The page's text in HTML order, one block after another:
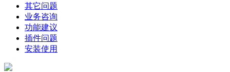
其它问题
业务咨询
功能建议
插件问题
安装使用